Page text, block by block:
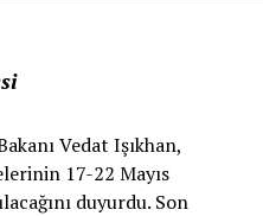
Vedat Işıkhan,
17-22 Mayıs
duyurdu. Son